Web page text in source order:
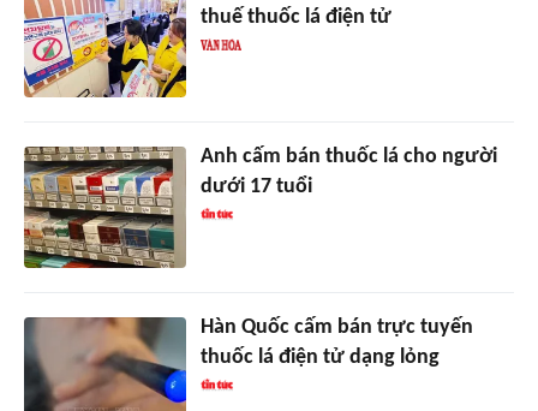
thuế thuốc lá điện tử
Anh cấm bán thuốc lá cho người
dưới 17 tuổi
Hàn Quốc cấm bán trực tuyến
thuốc lá điện tử dạng lỏng